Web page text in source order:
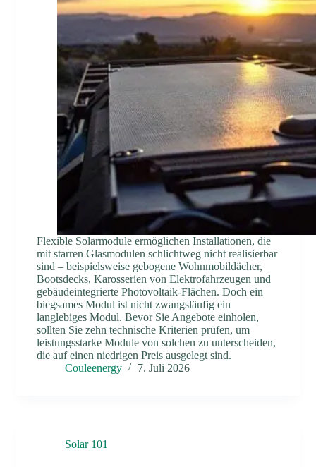
Flexible Solarmodule ermöglichen Installationen, die
mit starren Glasmodulen schlichtweg nicht realisierbar
sind – beispielsweise gebogene Wohnmobildächer,
Bootsdecks, Karosserien von Elektrofahrzeugen und
gebäudeintegrierte Photovoltaik-Flächen. Doch ein
biegsames Modul ist nicht zwangsläufig ein
langlebiges Modul. Bevor Sie Angebote einholen,
sollten Sie zehn technische Kriterien prüfen, um
leistungsstarke Module von solchen zu unterscheiden,
die auf einen niedrigen Preis ausgelegt sind.
Couleenergy
7. Juli 2026
Solar 101